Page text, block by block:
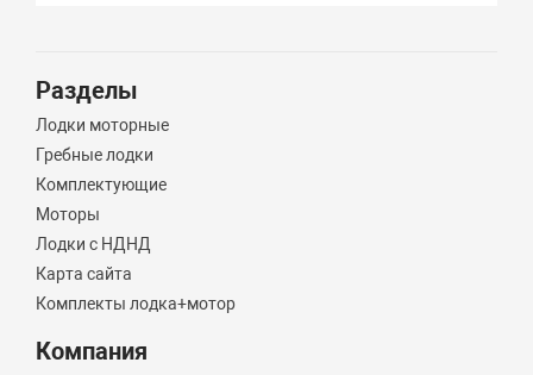
Разделы
Лодки моторные
Гребные лодки
Комплектующие
Моторы
Лодки с НДНД
Карта сайта
Комплекты лодка+мотор
Компания